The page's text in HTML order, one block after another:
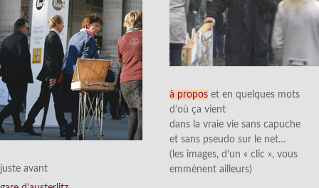
juste avant
à propos et en quelques mots
d’où ça vient
dans la vraie vie sans capuche
et sans pseudo sur le net…
(les images, d’un « clic », vous
emmènent ailleurs)